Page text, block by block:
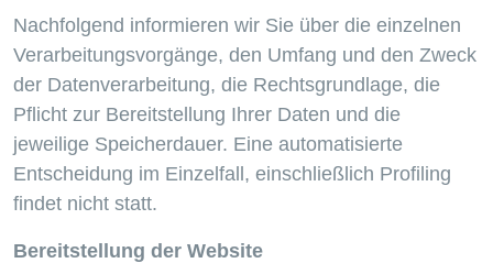
Nachfolgend informieren wir Sie über die einzelnen
Verarbeitungsvorgänge, den Umfang und den Zweck
der Datenverarbeitung, die Rechtsgrundlage, die
Pflicht zur Bereitstellung Ihrer Daten und die
jeweilige Speicherdauer. Eine automatisierte
Entscheidung im Einzelfall, einschließlich Profiling
findet nicht statt.
Bereitstellung der Website